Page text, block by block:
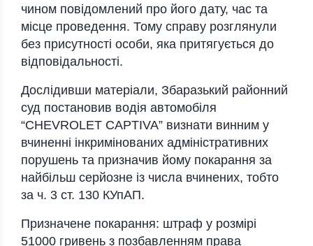
чином повідомлений про його дату, час та
місце проведення. Тому справу розглянули
без присутності особи, яка притягується до
відповідальності.
Дослідивши матеріали, Збаразький районний
суд постановив водія автомобіля
“CHEVROLET CAPTIVA” визнати винним у
вчиненні інкримінованих адміністративних
порушень та призначив йому покарання за
найбільш серйозне із числа вчинених, тобто
за ч. 3 ст. 130 КУпАП.
Призначене покарання: штраф у розмірі
51000 гривень з позбавленням права